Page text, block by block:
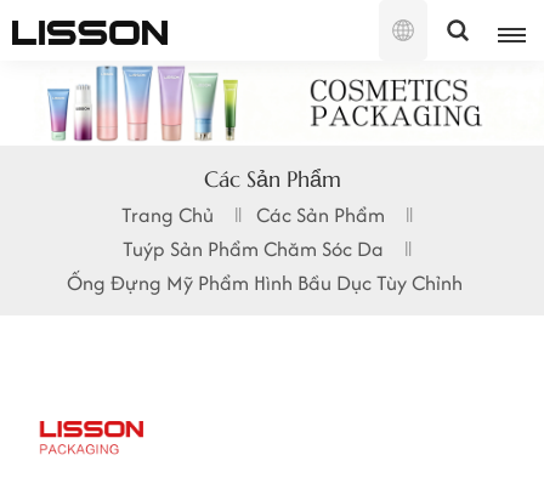
Tiếng
English
français
русский
Các Sản Phẩm
Trang Chủ
Các Sản Phẩm
Tuýp Sản Phẩm Chăm Sóc Da
Ống Đựng Mỹ Phẩm Hình Bầu Dục Tùy Chỉnh